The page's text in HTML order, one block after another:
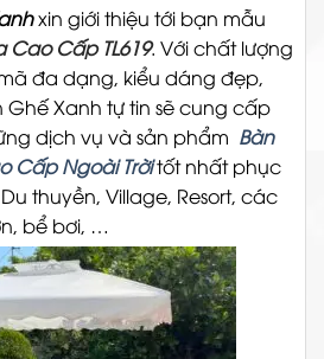
xin giới thiệu tới bạn mẫu
Cao Cấp TL619. Với chất lượng
đa dạng, kiểu dáng đẹp,
Ghế Xanh tự tin sẽ cung cấp
dịch vụ và sản phẩm Bàn
Cấp Ngoài Trờitốt nhất phục
thuyền, Village, Resort, các
bể bơi, …